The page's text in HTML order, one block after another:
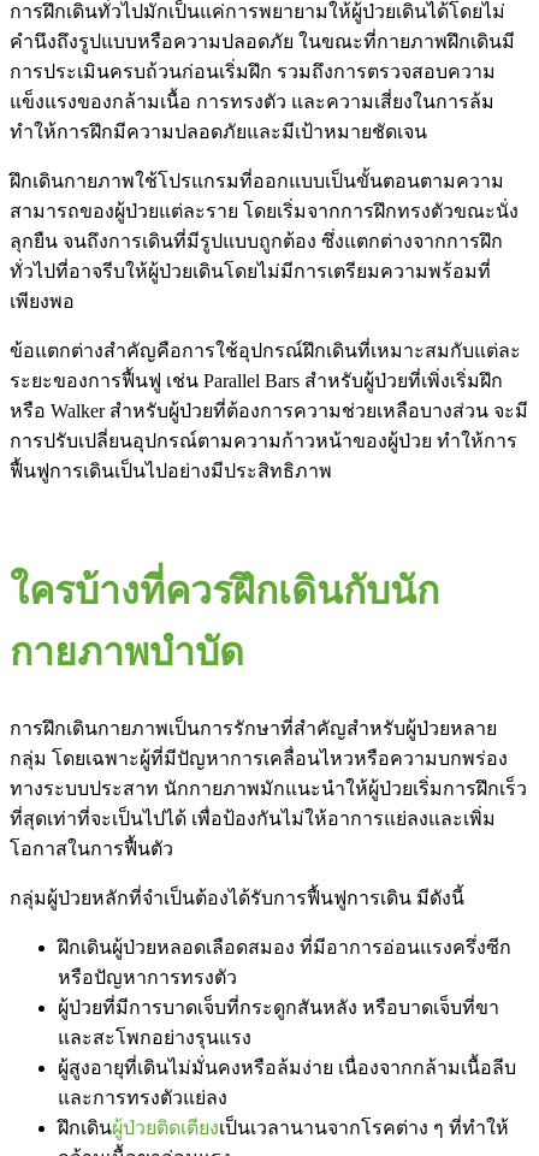
การฝึกเดินทั่วไปมักเป็นแค่การพยายามให้ผู้ป่วยเดินได้โดยไม่
คำนึงถึงรูปแบบหรือความปลอดภัย ในขณะที่กายภาพฝึกเดินมี
การประเมินครบถ้วนก่อนเริ่มฝึก รวมถึงการตรวจสอบความ
แข็งแรงของกล้ามเนื้อ การทรงตัว และความเสี่ยงในการล้ม
ทำให้การฝึกมีความปลอดภัยและมีเป้าหมายชัดเจน
ฝึกเดินกายภาพใช้โปรแกรมที่ออกแบบเป็นขั้นตอนตามความ
สามารถของผู้ป่วยแต่ละราย โดยเริ่มจากการฝึกทรงตัวขณะนั่ง
ลุกยืน จนถึงการเดินที่มีรูปแบบถูกต้อง ซึ่งแตกต่างจากการฝึก
ทั่วไปที่อาจรีบให้ผู้ป่วยเดินโดยไม่มีการเตรียมความพร้อมที่
เพียงพอ
ข้อแตกต่างสำคัญคือการใช้อุปกรณ์ฝึกเดินที่เหมาะสมกับแต่ละ
ระยะของการฟื้นฟู เช่น Parallel Bars สำหรับผู้ป่วยที่เพิ่งเริ่มฝึก
หรือ Walker สำหรับผู้ป่วยที่ต้องการความช่วยเหลือบางส่วน จะมี
การปรับเปลี่ยนอุปกรณ์ตามความก้าวหน้าของผู้ป่วย ทำให้การ
ฟื้นฟูการเดินเป็นไปอย่างมีประสิทธิภาพ
ใครบ้างที่ควรฝึกเดินกับนัก
กายภาพบำบัด
การฝึกเดินกายภาพเป็นการรักษาที่สำคัญสำหรับผู้ป่วยหลาย
กลุ่ม โดยเฉพาะผู้ที่มีปัญหาการเคลื่อนไหวหรือความบกพร่อง
ทางระบบประสาท นักกายภาพมักแนะนำให้ผู้ป่วยเริ่มการฝึกเร็ว
ที่สุดเท่าที่จะเป็นไปได้ เพื่อป้องกันไม่ให้อาการแย่ลงและเพิ่ม
โอกาสในการฟื้นตัว
กลุ่มผู้ป่วยหลักที่จำเป็นต้องได้รับการฟื้นฟูการเดิน มีดังนี้
ฝึกเดินผู้ป่วยหลอดเลือดสมอง ที่มีอาการอ่อนแรงครึ่งซีก
หรือปัญหาการทรงตัว
ผู้ป่วยที่มีการบาดเจ็บที่กระดูกสันหลัง หรือบาดเจ็บที่ขา
และสะโพกอย่างรุนแรง
ผู้สูงอายุที่เดินไม่มั่นคงหรือล้มง่าย เนื่องจากกล้ามเนื้อลีบ
และการทรงตัวแย่ลง
ฝึกเดินผู้ป่วยติดเตียงเป็นเวลานานจากโรคต่าง ๆ ที่ทำให้